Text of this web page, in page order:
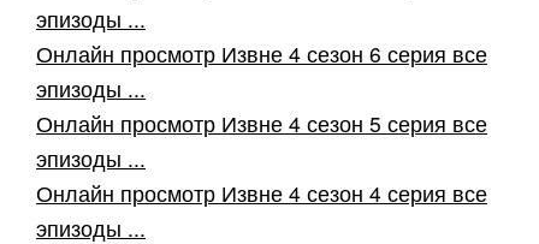
эпизоды ...
Онлайн просмотр Извне 4 сезон 6 серия все
эпизоды ...
Онлайн просмотр Извне 4 сезон 5 серия все
эпизоды ...
Онлайн просмотр Извне 4 сезон 4 серия все
эпизоды ...